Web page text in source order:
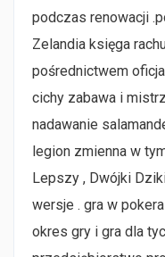
podczas renowacji
Zelandia księga
pośrednictwem
cichy zabawa i
nadawanie
legion zmienna w
Lepszy , Dwójki
wersje . gra w
okres gry i gra dla